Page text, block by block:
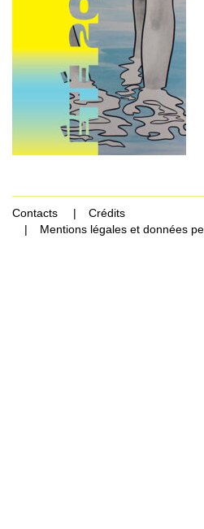
Contacts
Crédits
Mentions légales et données